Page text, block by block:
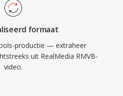
formaat
productie — extraheer
uit RealMedia RMVB-
video.